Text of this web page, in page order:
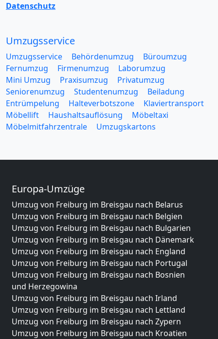
Datenschutz
Umzugsservice
Umzugsservice Behördenumzug
Büroumzug
Fernumzug
Firmenumzug
Laborumzug
Mini Umzug
Praxisumzug
Privatumzug
Seniorenumzug
Studentenumzug
Beiladung
Entrümpelung
Halteverbotszone
Klaviertransport
Möbellift
Haushaltsauflösung
Möbeltaxi
Möbelmitfahrzentrale
Umzugskartons
Europa-Umzüge
Umzug von Freiburg im Breisgau nach Belarus
Umzug von Freiburg im Breisgau nach Belgien
Umzug von Freiburg im Breisgau nach Bulgarien
Umzug von Freiburg im Breisgau nach Dänemark
Umzug von Freiburg im Breisgau nach England
Umzug von Freiburg im Breisgau nach Portugal
Umzug von Freiburg im Breisgau nach Bosnien
und Herzegowina
Umzug von Freiburg im Breisgau nach Irland
Umzug von Freiburg im Breisgau nach Lettland
Umzug von Freiburg im Breisgau nach Zypern
Umzug von Freiburg im Breisgau nach Kroatien